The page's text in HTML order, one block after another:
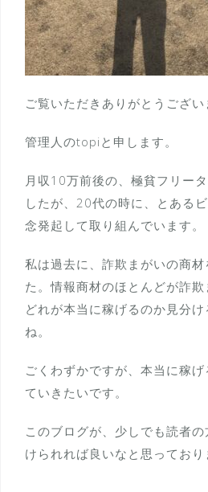
ご覧いただきありがとうござい
管理人のtopiと申します。
月収10万前後の、極貧フリー
したが、20代の時に、とある
念発起して取り組んでいます。
私は過去に、詐欺まがいの商
た。情報商材のほとんどが詐欺
どれが本当に稼げるのか見分
ね。
ごくわずかですが、本当に稼
ていきたいです。
このブログが、少しでも読者
けられれば良いなと思っており